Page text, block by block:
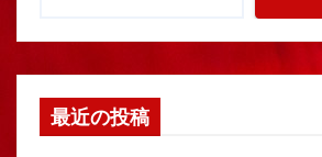
最近の投稿